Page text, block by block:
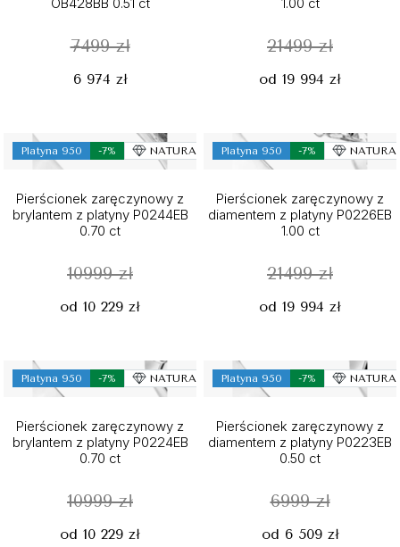
7499 zł
6 974 zł
21499 zł
od 19 994 zł
Platyna 950 -7% NATURALNY
Pierścionek zaręczynowy z
brylantem z platyny P0244EB
0.70 ct
10999 zł
od 10 229 zł
Platyna 950 -7%
Pierścionek zaręczynowy z
diamentem z platyny P0226EB
1.00 ct
21499 zł
od 19 994 zł
Platyna 950 -7% NATURALNY
Pierścionek zaręczynowy z
brylantem z platyny P0224EB
0.70 ct
10999 zł
od 10 229 zł
Platyna 950 -7%
Pierścionek zaręczynowy z
diamentem z platyny P0223EB
0.50 ct
6999 zł
od 6 509 zł